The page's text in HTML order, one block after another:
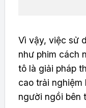
Vì vậy, việc sử
như phim cách
tô là giải pháp
cao trải
người ngồi bên